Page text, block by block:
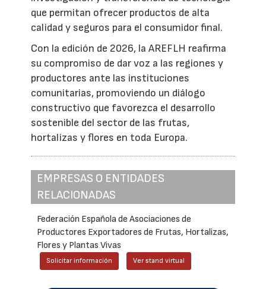
que permitan ofrecer productos de alta
calidad y seguros para el consumidor final.
Con la edición de 2026, la AREFLH reafirma
su compromiso de dar voz a las regiones y
productores ante las instituciones
comunitarias, promoviendo un diálogo
constructivo que favorezca el desarrollo
sostenible del sector de las frutas,
hortalizas y flores en toda Europa.
EMPRESAS O ENTIDADES
RELACIONADAS
Federación Española de Asociaciones de
Productores Exportadores de Frutas, Hortalizas,
Flores y Plantas Vivas
Solicitar información Ver stand virtual